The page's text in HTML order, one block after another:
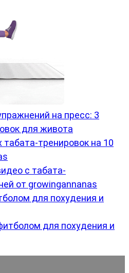
на пресс: 3
для живота
с табата-
от growingannanas
для похудения и